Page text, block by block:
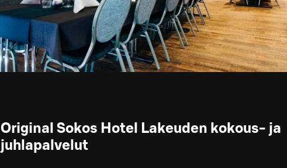
Original Sokos Hotel Lakeuden kokous- ja
juhlapalvelut